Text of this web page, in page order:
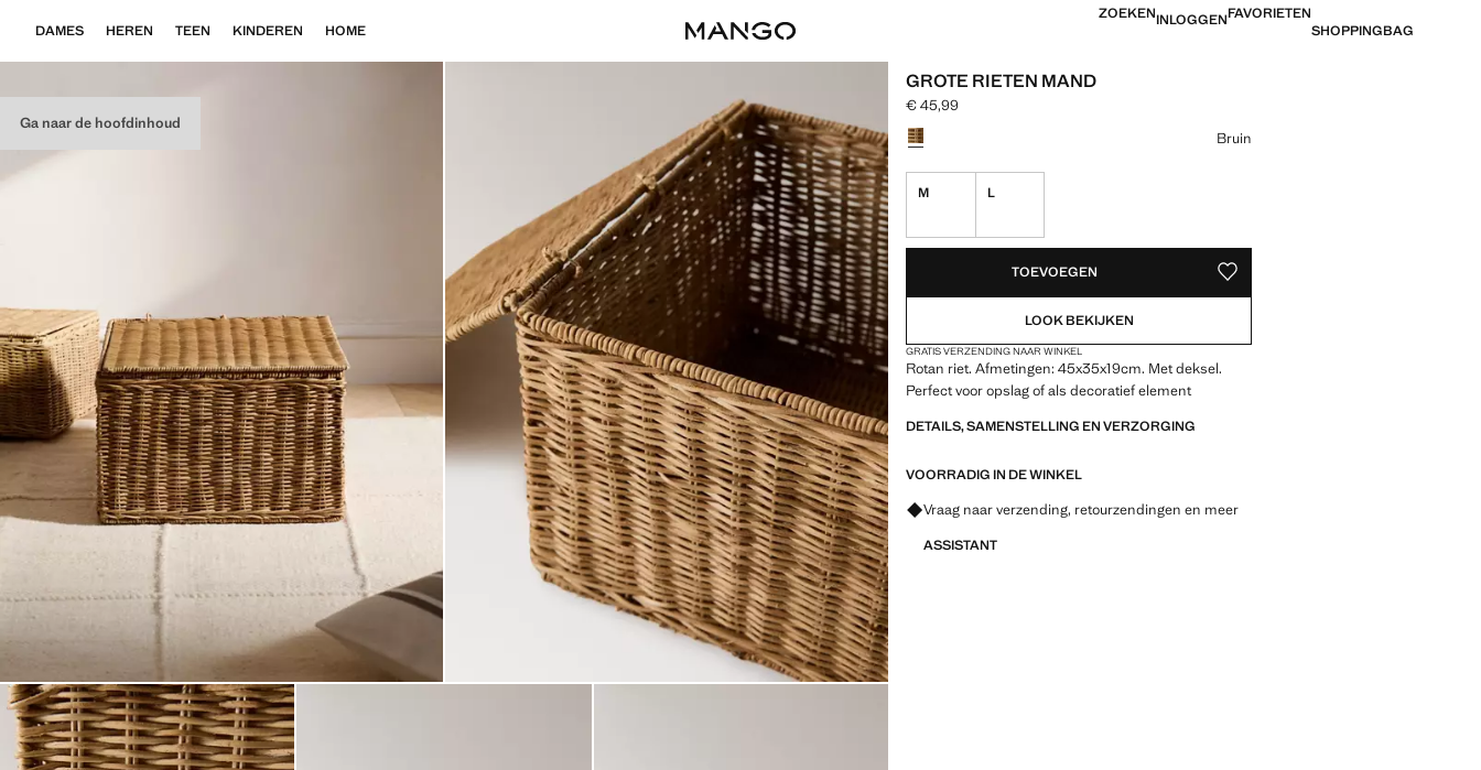
Ga naar de hoofdinhoud
DAMES HEREN TEEN KINDEREN HOME
ZOEKENINLOGGENFAVORIETEN
SHOPPINGBAG
GROTE RIETEN MAND
Huidige prijs [€ 45,99 ]
€ 45,99
Kies een kleur
Bruin
M L
TOEVOEGEN OPSLAAN ALS FAVORIET
LOOK BEKIJKEN
GRATIS VERZENDING NAAR WINKEL
Rotan riet. Afmetingen: 45x35x19cm. Met deksel.
Perfect voor opslag of als decoratief element
DETAILS, SAMENSTELLING EN VERZORGING
VOORRADIG IN DE WINKEL
Vraag naar verzending, retourzendingen en meer
ASSISTANT